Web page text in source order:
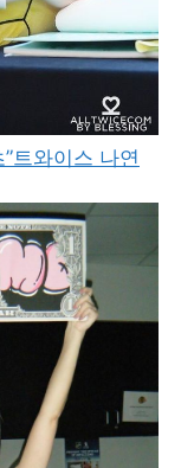
트와이스 나연